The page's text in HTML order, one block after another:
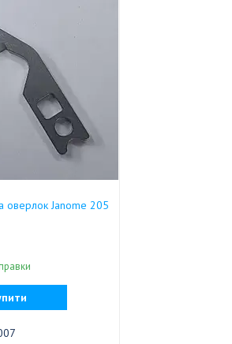
оверлок Janome 205